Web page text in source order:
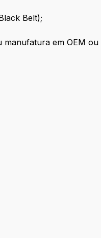
Belt);
em OEM ou